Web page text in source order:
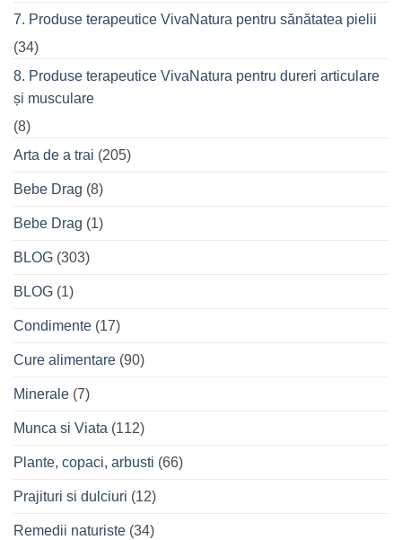
7. Produse terapeutice VivaNatura pentru sănătatea pielii
(34)
8. Produse terapeutice VivaNatura pentru dureri articulare
și musculare
(8)
Arta de a trai (205)
Bebe Drag (8)
Bebe Drag (1)
BLOG (303)
BLOG (1)
Condimente (17)
Cure alimentare (90)
Minerale (7)
Munca si Viata (112)
Plante, copaci, arbusti (66)
Prajituri si dulciuri (12)
Remedii naturiste (34)